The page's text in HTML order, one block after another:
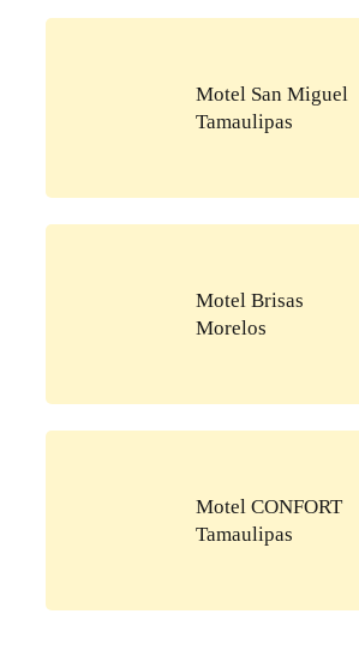
Motel San Miguel
Tamaulipas
Motel Brisas
Morelos
Motel CONFORT
Tamaulipas